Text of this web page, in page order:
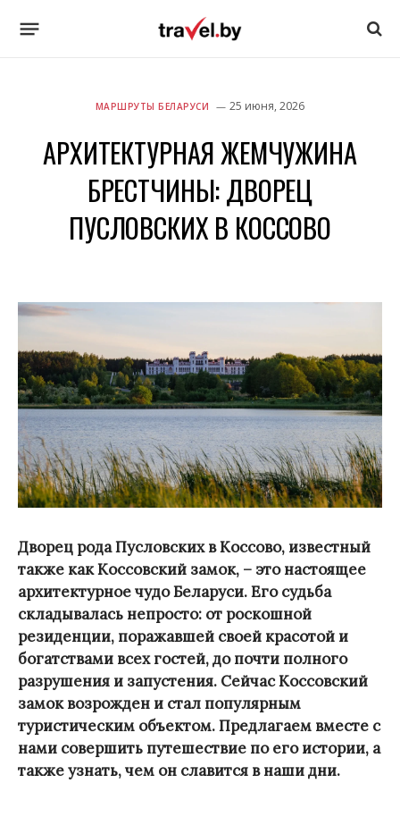
МАРШРУТЫ БЕЛАРУСИ 25 июня, 2026
АРХИТЕКТУРНАЯ ЖЕМЧУЖИНА
БРЕСТЧИНЫ: ДВОРЕЦ
ПУСЛОВСКИХ В КОССОВО
Дворец рода Пусловских в Коссово, известный
также как Коссовский замок, – это настоящее
архитектурное чудо Беларуси. Его судьба
складывалась непросто: от роскошной
резиденции, поражавшей своей красотой и
богатствами всех гостей, до почти полного
разрушения и запустения. Сейчас Коссовский
замок возрожден и стал популярным
туристическим объектом. Предлагаем вместе с
нами совершить путешествие по его истории, а
также узнать, чем он славится в наши дни.